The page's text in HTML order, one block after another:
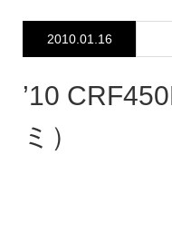
2010.01.16
’10
ミ）